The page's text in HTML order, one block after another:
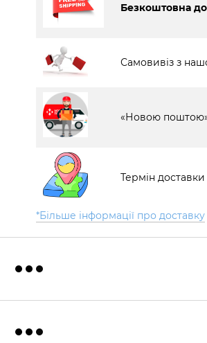
Безкоштовна
Самовивіз з
«Новою
Термін доставки
*Більше інформації про доставку